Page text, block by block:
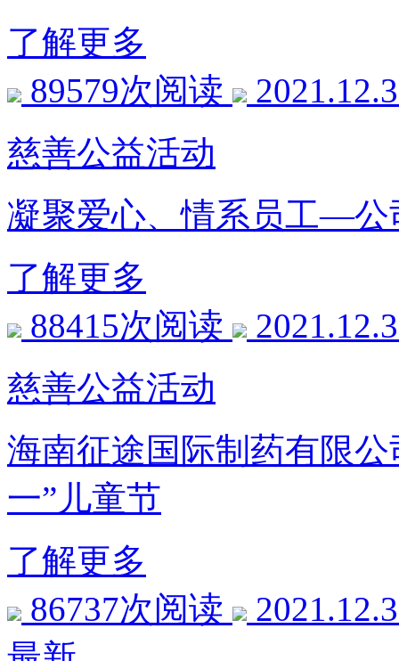
了解更多
89579次阅读
慈善公益活动
凝聚爱心、情系员工—公
了解更多
88415次阅读
慈善公益活动
海南征途国际制药有限
一”儿童节
了解更多
86737次阅读